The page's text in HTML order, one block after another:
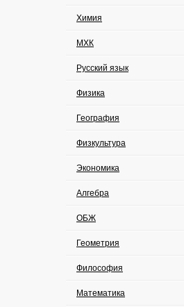
Химия
МХК
Русский язык
Физика
География
Физкультура
Экономика
Алгебра
ОБЖ
Геометрия
Философия
Математика